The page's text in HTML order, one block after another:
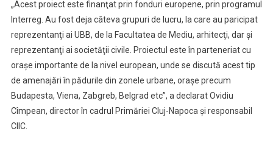
„Acest proiect este finanţat prin fonduri europene, prin programul
Interreg. Au fost deja câteva grupuri de lucru, la care au paricipat
reprezentanţi ai UBB, de la Facultatea de Mediu, arhitecţi, dar şi
reprezentanţi ai societăţii civile. Proiectul este în parteneriat cu
oraşe importante de la nivel european, unde se discută acest tip
de amenajări în pădurile din zonele urbane, oraşe precum
Budapesta, Viena, Zabgreb, Belgrad etc”, a declarat Ovidiu
Cîmpean, director în cadrul Primăriei Cluj-Napoca şi responsabil
CIIC.